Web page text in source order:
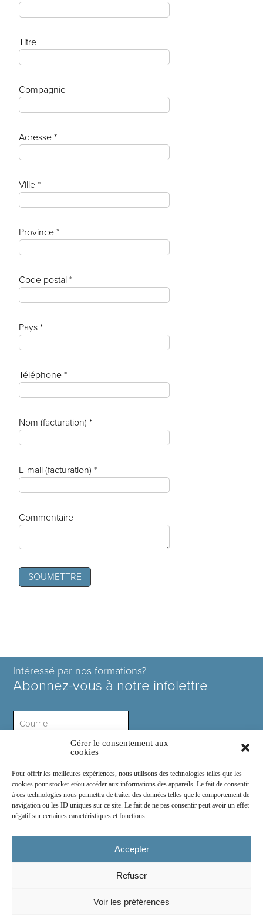
Gérer le consentement aux
cookies
Pour offrir les meilleures expériences, nous utilisons des technologies telles que les
cookies pour stocker et/ou accéder aux informations des appareils. Le fait de consentir
à ces technologies nous permettra de traiter des données telles que le comportement de
navigation ou les ID uniques sur ce site. Le fait de ne pas consentir peut avoir un effet
négatif sur certaines caractéristiques et fonctions.
Accepter
Refuser
Voir les préférences
Titre
Compagnie
Adresse *
Ville *
Province *
Code postal *
Pays *
Téléphone *
Nom (facturation) *
E-mail (facturation) *
Commentaire
Intéressé par nos formations?
Abonnez-vous à notre infolettre
2030 boul. Pie IX suite 214.2